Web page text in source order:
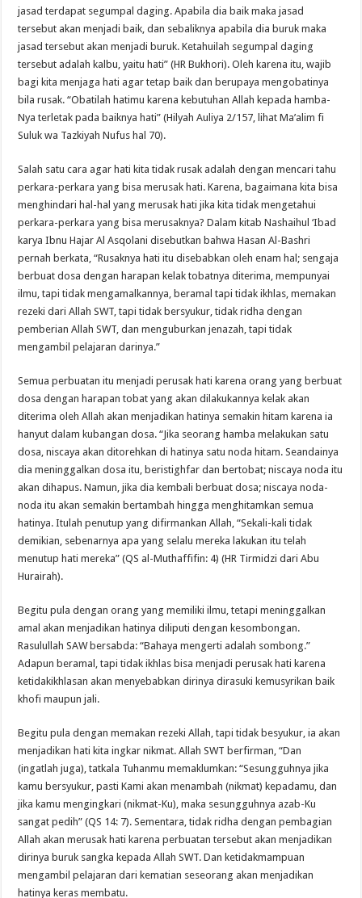
jasad terdapat segumpal daging. Apabila dia baik maka jasad
tersebut akan menjadi baik, dan sebaliknya apabila dia buruk maka
jasad tersebut akan menjadi buruk. Ketahuilah segumpal daging
tersebut adalah kalbu, yaitu hati” (HR Bukhori). Oleh karena itu, wajib
bagi kita menjaga hati agar tetap baik dan berupaya mengobatinya
bila rusak. “Obatilah hatimu karena kebutuhan Allah kepada hamba-
Nya terletak pada baiknya hati” (Hilyah Auliya 2/157, lihat Ma’alim fi
Suluk wa Tazkiyah Nufus hal 70).
Salah satu cara agar hati kita tidak rusak adalah dengan mencari tahu
perkara-perkara yang bisa merusak hati. Karena, bagaimana kita bisa
menghindari hal-hal yang merusak hati jika kita tidak mengetahui
perkara-perkara yang bisa merusaknya? Dalam kitab Nashaihul ‘Ibad
karya Ibnu Hajar Al Asqolani disebutkan bahwa Hasan Al-Bashri
pernah berkata, “Rusaknya hati itu disebabkan oleh enam hal; sengaja
berbuat dosa dengan harapan kelak tobatnya diterima, mempunyai
ilmu, tapi tidak mengamalkannya, beramal tapi tidak ikhlas, memakan
rezeki dari Allah SWT, tapi tidak bersyukur, tidak ridha dengan
pemberian Allah SWT, dan menguburkan jenazah, tapi tidak
mengambil pelajaran darinya.”
Semua perbuatan itu menjadi perusak hati karena orang yang berbuat
dosa dengan harapan tobat yang akan dilakukannya kelak akan
diterima oleh Allah akan menjadikan hatinya semakin hitam karena ia
hanyut dalam kubangan dosa. “Jika seorang hamba melakukan satu
dosa, niscaya akan ditorehkan di hatinya satu noda hitam. Seandainya
dia meninggalkan dosa itu, beristighfar dan bertobat; niscaya noda itu
akan dihapus. Namun, jika dia kembali berbuat dosa; niscaya noda-
noda itu akan semakin bertambah hingga menghitamkan semua
hatinya. Itulah penutup yang difirmankan Allah, “Sekali-kali tidak
demikian, sebenarnya apa yang selalu mereka lakukan itu telah
menutup hati mereka” (QS al-Muthaffifin: 4) (HR Tirmidzi dari Abu
Hurairah).
Begitu pula dengan orang yang memiliki ilmu, tetapi meninggalkan
amal akan menjadikan hatinya diliputi dengan kesombongan.
Rasulullah SAW bersabda: “Bahaya mengerti adalah sombong.”
Adapun beramal, tapi tidak ikhlas bisa menjadi perusak hati karena
ketidakikhlasan akan menyebabkan dirinya dirasuki kemusyrikan baik
khofi maupun jali.
Begitu pula dengan memakan rezeki Allah, tapi tidak besyukur, ia akan
menjadikan hati kita ingkar nikmat. Allah SWT berfirman, “Dan
(ingatlah juga), tatkala Tuhanmu memaklumkan: “Sesungguhnya jika
kamu bersyukur, pasti Kami akan menambah (nikmat) kepadamu, dan
jika kamu mengingkari (nikmat-Ku), maka sesungguhnya azab-Ku
sangat pedih” (QS 14: 7). Sementara, tidak ridha dengan pembagian
Allah akan merusak hati karena perbuatan tersebut akan menjadikan
dirinya buruk sangka kepada Allah SWT. Dan ketidakmampuan
mengambil pelajaran dari kematian seseorang akan menjadikan
hatinya keras membatu.